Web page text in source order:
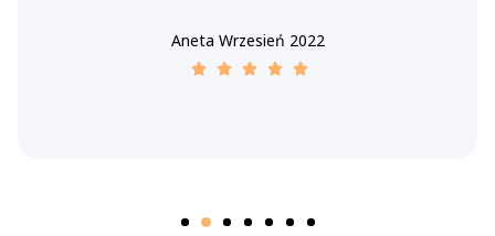
Aneta Wrzesień 2022